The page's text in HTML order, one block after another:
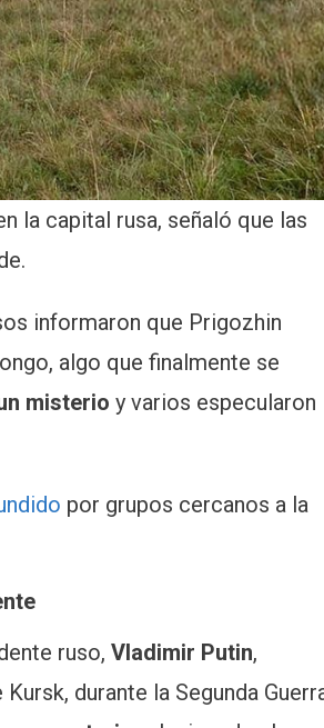
la capital rusa, señaló que las
informaron que Prigozhin
algo que finalmente se
misterio y varios especularon
por grupos cercanos a la
ruso, Vladimir Putin,
durante la Segunda